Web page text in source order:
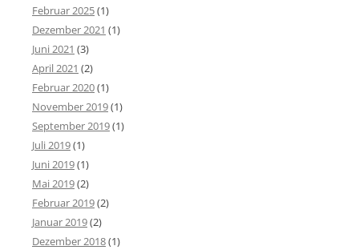
Februar 2025(1)
Dezember 2021 (1)
Juni 2021 (3)
April 2021 (2)
Februar 2020(1)
November 2019(1)
September 2019(1)
Juli 2019(1)
Juni 2019(1)
Mai 2019(2)
Februar 2019(2)
Januar 2019(2)
Dezember 2018(1)